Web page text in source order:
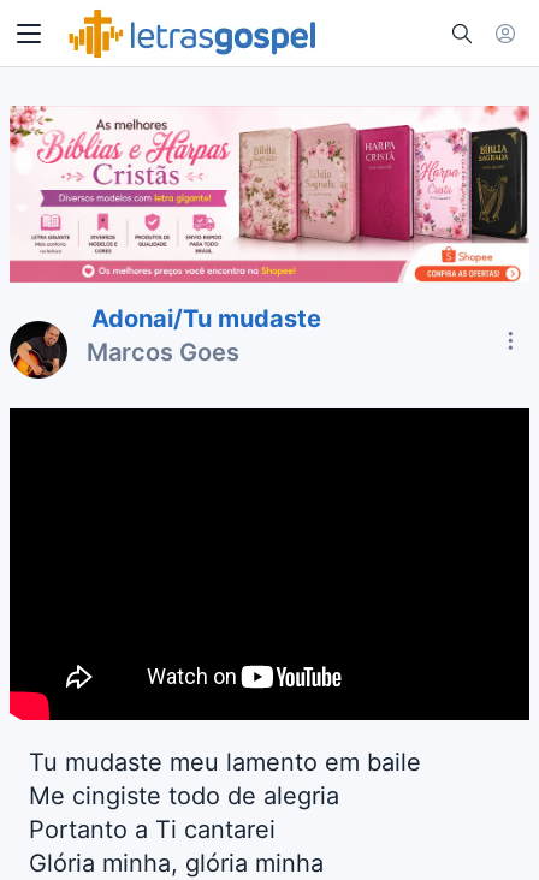
Adonai/Tu mudaste
Marcos Goes
Tu mudaste meu lamento em baile
Me cingiste todo de alegria
Portanto a Ti cantarei
Glória minha, glória minha